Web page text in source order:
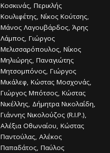
Κοσκινάς, Περικλής
Κουλιφέτης, Νίκος Κούτσης,
Μάνος Λαγουβάρδος, Άρης
Λάμπος, Γιώργος
Μελισσαρόπουλος, Νίκος
Μηλιώρης, Παναγιώτης
Μητσομπόνος, Γιώργος
Μικάλεφ, Κώστας Μοσχονάς,
Γιώργος Μπότσος, Κώστας
Νικέλλης, Δήμητρα Νικολαΐδη,
Γιάννης Νικολούζος (R.I.P.),
Αλέξια Οθωναίου, Κώστας
Παντούλας, Αλέκος
Παπαδάτος, Παύλος